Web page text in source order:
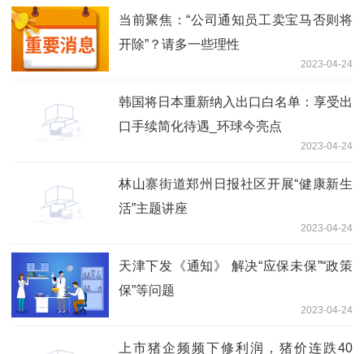
当前聚焦：“公司通知员工卖宝马否则将
开除”？请多一些理性
2023-04-24
韩国将日本重新纳入出口白名单：享受出
口手续简化待遇_环球今亮点
2023-04-24
林山寨街道郑州日报社区开展“健康新生
活”主题讲座
2023-04-24
天津下发《通知》 解决“应保未保”“政策
保”等问题
2023-04-24
上市猪企频频下修利润，猪价连跌40